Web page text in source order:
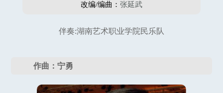
改编/编曲： 张延武
伴奏:湖南艺术职业学院民乐队
作曲：宁勇